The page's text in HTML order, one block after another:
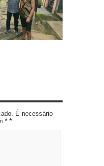
É necessário
* *